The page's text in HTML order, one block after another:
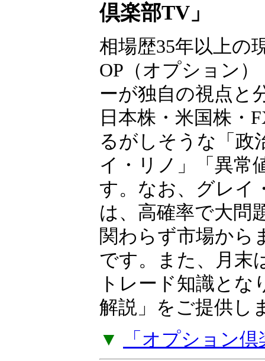
倶楽部TV」
相場歴35年以上の
OP（オプション
ーが独自の視点と
日本株・米国株・
るがしそうな「政
イ・リノ」「異常
す。なお、グレイ
は、高確率で大問
関わらず市場から
です。また、月末
トレード知識と
解説」をご提供し
▼
「オプション